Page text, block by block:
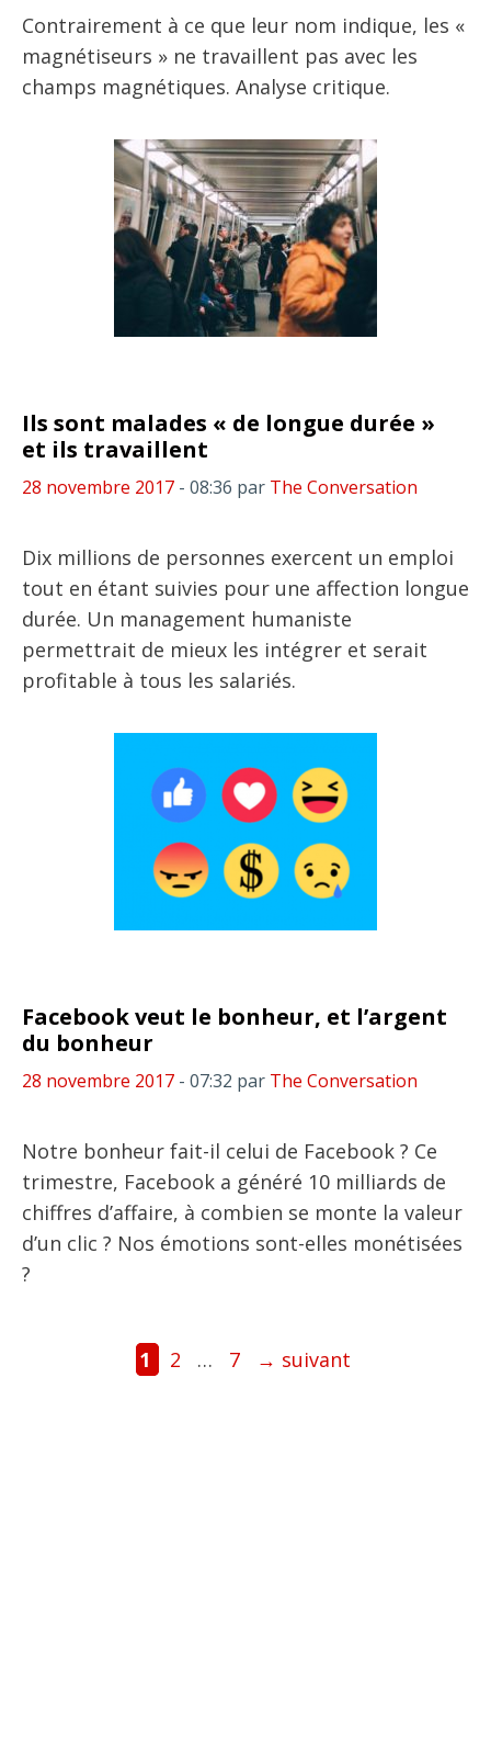
Contrairement à ce que leur nom indique, les «
magnétiseurs » ne travaillent pas avec les
champs magnétiques. Analyse critique.
Ils sont malades « de longue durée »
et ils travaillent
28 novembre 2017 - 08:36 par The Conversation
Dix millions de personnes exercent un emploi
tout en étant suivies pour une affection longue
durée. Un management humaniste
permettrait de mieux les intégrer et serait
profitable à tous les salariés.
Facebook veut le bonheur, et l’argent
du bonheur
28 novembre 2017 - 07:32 par The Conversation
Notre bonheur fait-il celui de Facebook ? Ce
trimestre, Facebook a généré 10 milliards de
chiffres d’affaire, à combien se monte la valeur
d’un clic ? Nos émotions sont-elles monétisées
?
Page
1 Page
2 … Page
7 → suivant